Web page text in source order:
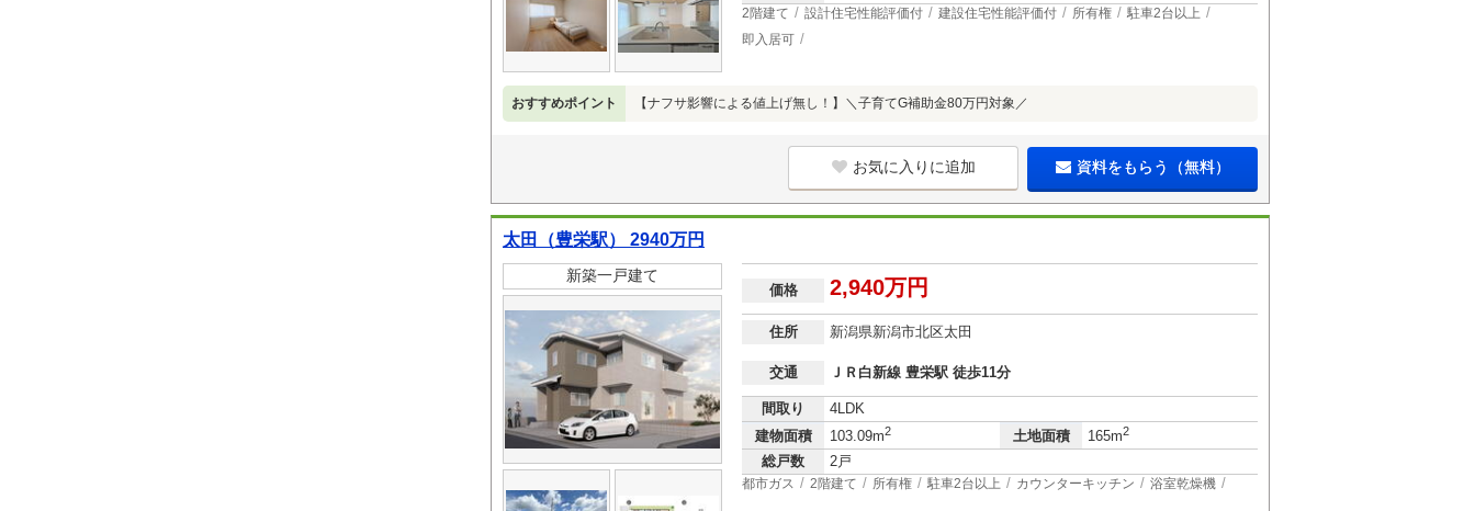
2階建て 設計住宅性能評価付 建設住宅性能評価付 所有権
駐車2台以上
即入居可
おすすめポイント 【ナフサ影響による値上げ無し！】＼子育てG補助金80万円対象／
お気に入りに追加 資料をもらう（無料）
太田（豊栄駅） 2940万円
新築一戸建て
価格 2,940万円
住所 新潟県新潟市北区太田
交通 ＪＲ白新線 豊栄駅 徒歩11分
間取り
4LDK
建物面積
103.09m2 土地面積 165m2
総戸数 2戸
都市ガス 2階建て 所有権 駐車2台以上 カウンターキッチン 浴室乾燥機